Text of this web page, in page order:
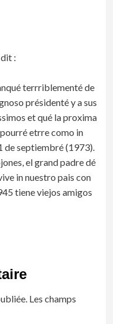
dit :
terrriblementé de
présidenté y a sus
et qué la proxima
etrre como in
de septiembré (1973).
el grand padre dé
in nuestro pais con
tiene viejos amigos
Les champs